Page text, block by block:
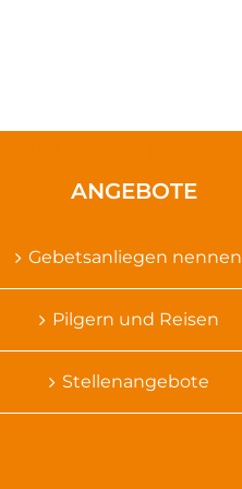
ANGEBOTE
Gebetsanliegen nennen
Pilgern und Reisen
Stellenangebote